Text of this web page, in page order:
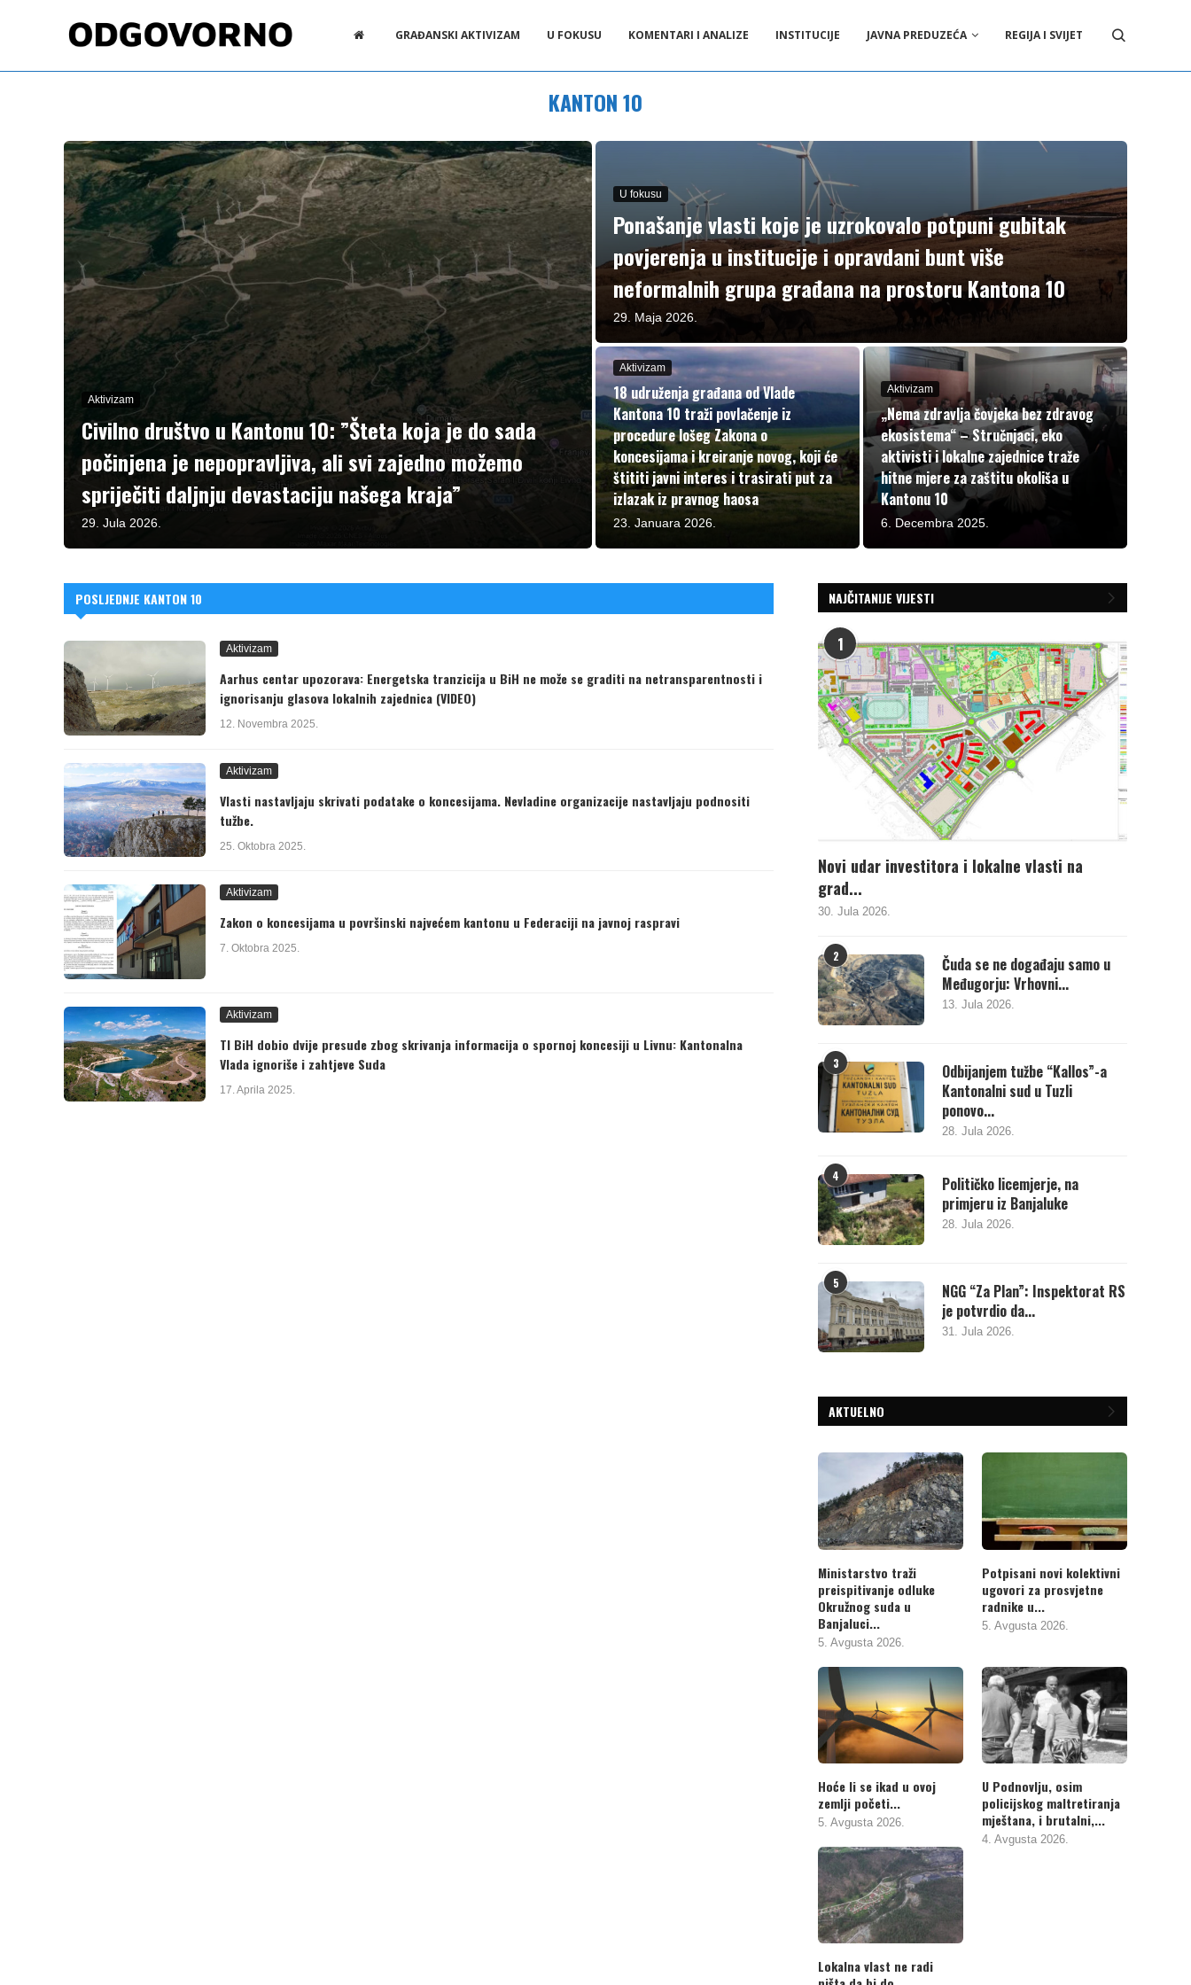
GRAĐANSKI AKTIVIZAM U FOKUSU KOMENTARI I ANALIZE INSTITUCIJE JAVNA PREDUZEĆA REGIJA I SVIJET
KANTON 10
Aktivizam
Civilno društvo u Kantonu 10: ”Šteta koja je do sada
počinjena je nepopravljiva, ali svi zajedno možemo
spriječiti daljnju devastaciju našega kraja”
29. Jula 2026.
U fokusu
Ponašanje vlasti koje je uzrokovalo potpuni gubitak
povjerenja u institucije i opravdani bunt više
neformalnih grupa građana na prostoru Kantona 10
29. Maja 2026.
Aktivizam
18 udruženja građana od Vlade
Kantona 10 traži povlačenje iz
procedure lošeg Zakona o
koncesijama i kreiranje novog, koji će
štititi javni interes i trasirati put za
izlazak iz pravnog haosa
23. Januara 2026.
Aktivizam
„Nema zdravlja čovjeka bez zdravog
ekosistema“ – Stručnjaci, eko
aktivisti i lokalne zajednice traže
hitne mjere za zaštitu okoliša u
Kantonu 10
6. Decembra 2025.
POSLJEDNJE KANTON 10
Aktivizam
Aarhus centar upozorava: Energetska tranzicija u BiH ne može se graditi na netransparentnosti i
ignorisanju glasova lokalnih zajednica (VIDEO)
12. Novembra 2025.
Aktivizam
Vlasti nastavljaju skrivati podatake o koncesijama. Nevladine organizacije nastavljaju podnositi
tužbe.
25. Oktobra 2025.
Aktivizam
Zakon o koncesijama u površinski najvećem kantonu u Federaciji na javnoj raspravi
7. Oktobra 2025.
Aktivizam
TI BiH dobio dvije presude zbog skrivanja informacija o spornoj koncesiji u Livnu: Kantonalna
Vlada ignoriše i zahtjeve Suda
17. Aprila 2025.
NAJČITANIJE VIJESTI
1
Novi udar investitora i lokalne vlasti na
grad...
30. Jula 2026.
2
Čuda se ne događaju samo u
Međugorju: Vrhovni...
13. Jula 2026.
3
Odbijanjem tužbe “Kallos”-a
Kantonalni sud u Tuzli
ponovo...
28. Jula 2026.
4
Političko licemjerje, na
primjeru iz Banjaluke
28. Jula 2026.
5
NGG “Za Plan”: Inspektorat RS
je potvrdio da...
31. Jula 2026.
AKTUELNO
Ministarstvo traži
preispitivanje odluke
Okružnog suda u
Banjaluci...
5. Avgusta 2026.
Potpisani novi kolektivni
ugovori za prosvjetne
radnike u...
5. Avgusta 2026.
Hoće li se ikad u ovoj
zemlji početi...
5. Avgusta 2026.
U Podnovlju, osim
policijskog maltretiranja
mještana, i brutalni,...
4. Avgusta 2026.
Lokalna vlast ne radi